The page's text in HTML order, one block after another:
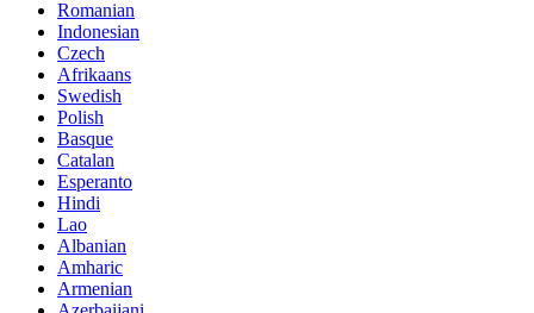
Romanian
Indonesian
Czech
Afrikaans
Swedish
Polish
Basque
Catalan
Esperanto
Hindi
Lao
Albanian
Amharic
Armenian